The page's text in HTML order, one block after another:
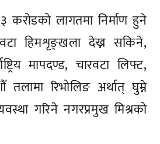
लागतमा निर्माण हुने
हिमशृङ्खला देख्न सकिने,
मापदण्ड, चारवटा लिफ्ट,
रिभोलिङ अर्थात् घुम्ने
गरिने नगरप्रमुख मिश्रको